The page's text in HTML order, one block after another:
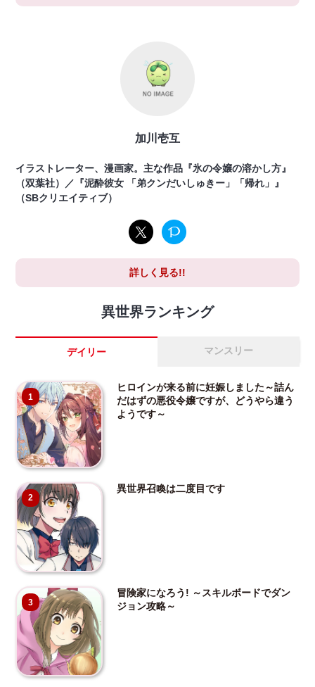
加川壱互
イラストレーター、漫画家。主な作品『氷の令嬢の溶かし方』
（双葉社）／『泥酔彼女 「弟クンだいしゅきー」「帰れ」』
（SBクリエイティブ）
詳しく見る!!
異世界ランキング
デイリー マンスリー
1
ヒロインが来る前に妊娠しました～詰ん
だはずの悪役令嬢ですが、どうやら違う
ようです～
2
異世界召喚は二度目です
3
冒険家になろう! ～スキルボードでダン
ジョン攻略～